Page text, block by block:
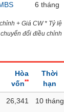
6 tháng
+ Giá CW * Tỷ lệ
chuyển đổi điều chỉnh
Hòa
vốn**
Thời
hạn
26,341 10 tháng